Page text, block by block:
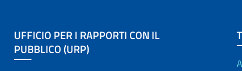
UFFICIO PER I RAPPORTI CON IL
PUBBLICO (URP)